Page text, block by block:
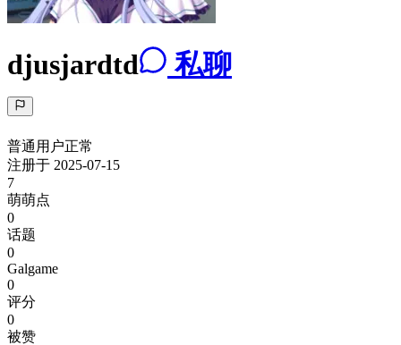
djusjardtd 私聊
普通用户正常
注册于 2025-07-15
7
萌萌点
0
话题
0
Galgame
0
评分
0
被赞